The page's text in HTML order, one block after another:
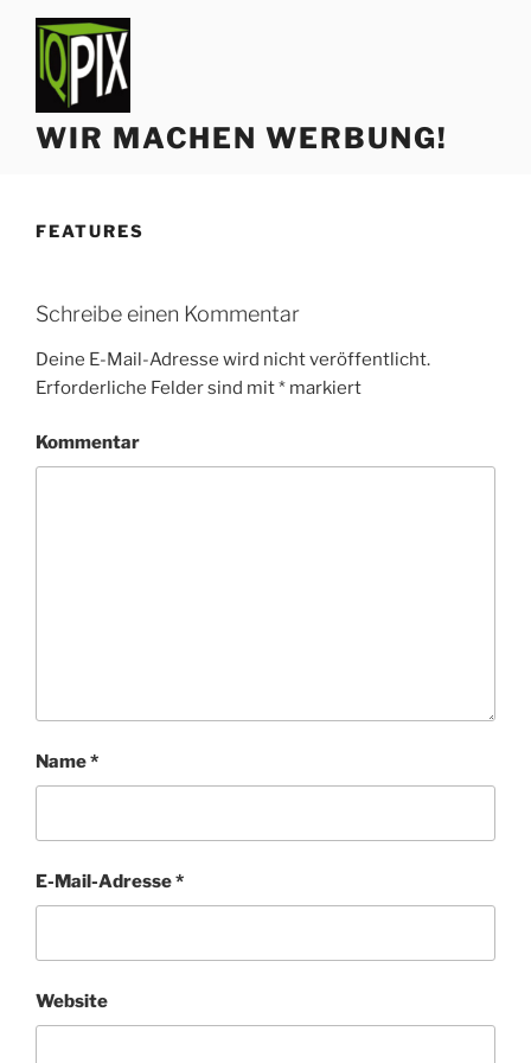
Zum
Inhalt
springen
WIR MACHEN WERBUNG!
FEATURES
Schreibe einen Kommentar
Deine E-Mail-Adresse wird nicht veröffentlicht.
Erforderliche Felder sind mit* markiert
Kommentar
Name*
E-Mail-Adresse*
Website